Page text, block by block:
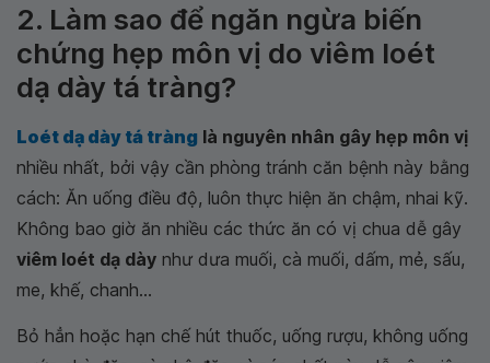
2. Làm sao để ngăn ngừa biến
chứng hẹp môn vị do viêm loét
dạ dày tá tràng?
Loét dạ dày tá tràng là nguyên nhân gây hẹp môn vị
nhiều nhất, bởi vậy cần phòng tránh căn bệnh này bằng
cách: Ăn uống điều độ, luôn thực hiện ăn chậm, nhai kỹ.
Không bao giờ ăn nhiều các thức ăn có vị chua dễ gây
viêm loét dạ dày như dưa muối, cà muối, dấm, mẻ, sấu,
me, khế, chanh...
Bỏ hẳn hoặc hạn chế hút thuốc, uống rượu, không uống